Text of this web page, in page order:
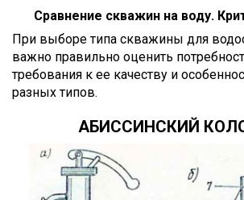
Сравнение скважин на воду.
При выборе типа скважины для
важно правильно оценить
требования к ее качеству и
разных типов.
АБИССИНСКИЙ